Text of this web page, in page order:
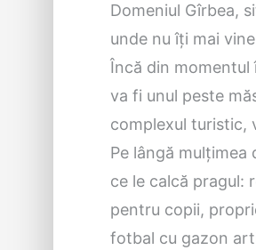
Domeniul Gîrbea,
unde nu îţi mai
Încă din
va fi unul peste
complexul turistic,
Pe lângă
ce le calcă pragul:
pentru copii,
fotbal cu gazon